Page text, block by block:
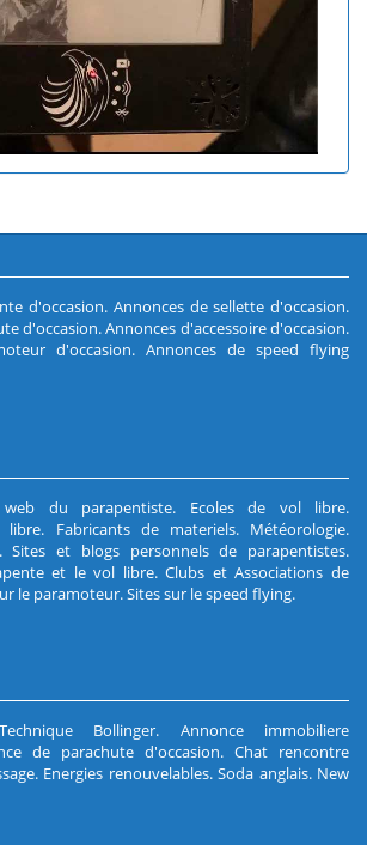
d'occasion. Annonces de sellette d'occasion.
d'occasion.Annonces d'accessoire d'occasion.
d'occasion. Annonces de speed flying
du parapentiste. Ecoles de vol libre.
libre. Fabricants de materiels. Météorologie.
Sites et blogs personnels de parapentistes.
et le vol libre.Clubs et Associations de
le paramoteur.Sites sur le speed flying.
Bollinger. Annonce immobiliere
de parachute d'occasion. Chat rencontre
. Energies renouvelables. Soda anglais. New